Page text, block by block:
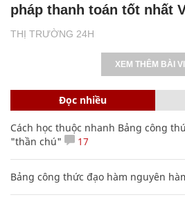
THỊ TRƯỜNG 24H
pháp thanh toán tốt nhất
XEM THÊM BÀI
Đọc nhiều
Cách học thuộc nhanh Bảng công
"thần chú"
17
Bảng công thức đạo hàm nguyên